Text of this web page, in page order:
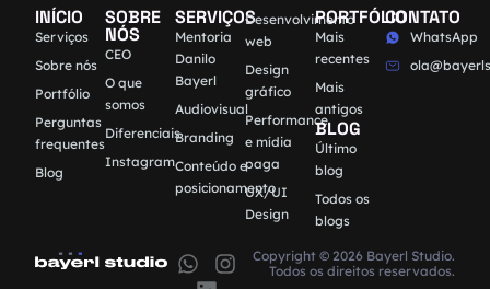
INÍCIO
Serviços
Sobre nós
Portfólio
Perguntas
frequentes
Blog
SOBRE
NÓS
CEO
O que
somos
Diferenciais
Instagram
SERVIÇOS
Mentoria
Danilo
Bayerl
Audiovisual
Branding
Conteúdo e
posicionamento
Desenvolvimento
web
Design
gráfico
Performance
e mídia
paga
UX/UI
Design
PORTFÓLIO
Mais
recentes
Mais
antigos
BLOG
Último
blog
Todos os
blogs
CONTATO
WhatsApp
Copyright © 2026 Bayerl Studio.
Todos os direitos reservados.